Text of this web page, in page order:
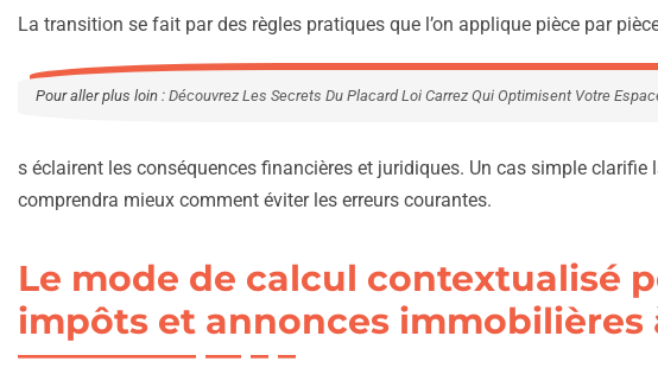
La transition se fait par des règles pratiques que l’on applique pièce par
Pour aller plus loin : Découvrez Les Secrets Du Placard Loi Carrez Qui Optimisent Votre
s éclairent les conséquences financières et juridiques. Un cas simple clarifie
comprendra mieux comment éviter les erreurs courantes.
Le mode de calcul contextualisé
impôts et annonces immobilières